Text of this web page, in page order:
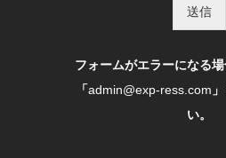
送信
フォームがエラーになる
「admin@exp-ress.com
い。